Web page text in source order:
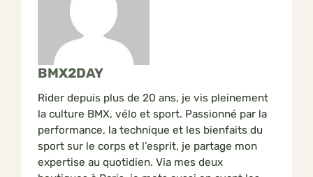
BMX2DAY
Rider depuis plus de 20 ans, je vis pleinement
la culture BMX, vélo et sport. Passionné par la
performance, la technique et les bienfaits du
sport sur le corps et l’esprit, je partage mon
expertise au quotidien. Via mes deux